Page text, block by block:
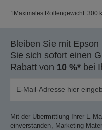
1Maximales Rollengewicht: 300
Bleiben Sie mit
Sie sich sofort einen
Rabatt von 10 %* bei
Mit der Übermittlung Ihrer E-
einverstanden, Marketing-